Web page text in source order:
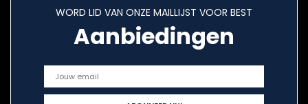
WORD LID VAN ONZE MAILLIJST VOOR BEST
Aanbiedingen